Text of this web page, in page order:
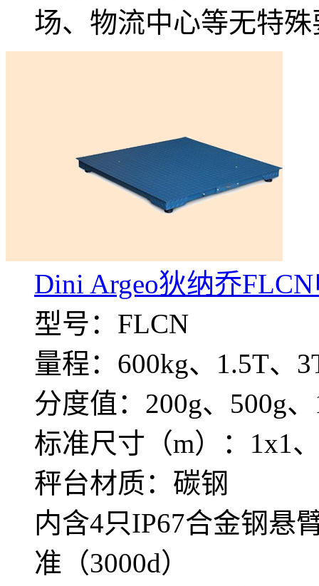
场、物流中心等无特
Dini Argeo狄纳乔
型号：FLCN
量程：600kg、1.5T、
分度值：200g、500g
标准尺寸（m）：1x1
秤台材质：碳钢
内含4只IP67合金钢悬
准（3000d）